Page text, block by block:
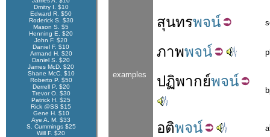
Dmitry I. $10
Edward R. $50
Roderick S. $30
Mason S. $5
Henning E. $20
John F. $20
Daniel F. $10
Armand H. $20
Daniel S. $20
James McD. $20
Shane McC. $10
Roberto P. $50
Derrell P. $20
Trevor O. $30
Patrick H. $25
Rick @SS $15
Gene H. $10
Aye A. M. $33
S. Cummings $25
Will F. $20
examples
สุนทรพจน์
ภาพพจน์
ปฏิพากย์พจน์
อติพจน์ a